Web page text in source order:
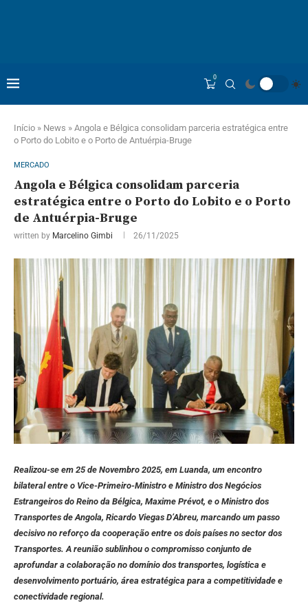
0
Início » News » Angola e Bélgica consolidam parceria estratégica entre
o Porto do Lobito e o Porto de Antuérpia-Bruge
MERCADO
Angola e Bélgica consolidam parceria
estratégica entre o Porto do Lobito e o Porto
de Antuérpia-Bruge
written by Marcelino Gimbi 26/11/2025
Realizou-se em 25 de Novembro 2025, em Luanda, um encontro
bilateral entre o Vice-Primeiro-Ministro e Ministro dos Negócios
Estrangeiros do Reino da Bélgica, Maxime Prévot, e o Ministro dos
Transportes de Angola, Ricardo Viegas D’Abreu, marcando um passo
decisivo no reforço da cooperação entre os dois países no sector dos
Transportes. A reunião sublinhou o compromisso conjunto de
aprofundar a colaboração no domínio dos transportes, logística e
desenvolvimento portuário, área estratégica para a competitividade e
conectividade regional.